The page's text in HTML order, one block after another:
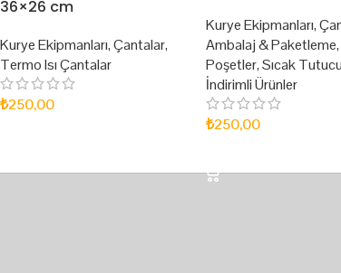
36×26 cm
Kurye Ekipmanları,Çantalar,
Termo Isı Çantalar
₺250,00
Kurye Ekipmanları,
Ambalaj & Paketleme,
Poşetler,Sıcak
İndirimli Ürünler
₺250,00